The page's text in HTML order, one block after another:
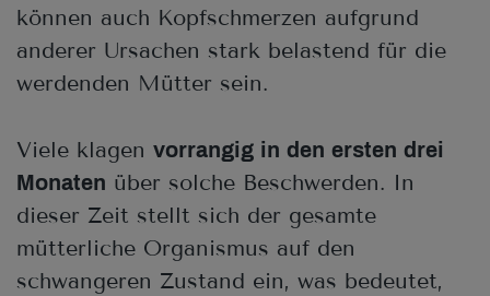
können auch Kopfschmerzen aufgrund
anderer Ursachen stark belastend für die
werdenden Mütter sein.
Viele klagen vorrangig in den ersten drei
Monaten über solche Beschwerden. In
dieser Zeit stellt sich der gesamte
mütterliche Organismus auf den
schwangeren Zustand ein, was bedeutet,